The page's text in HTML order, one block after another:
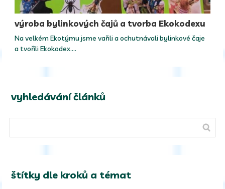
výroba bylinkových čajů a tvorba Ekokodexu
Na velkém Ekotýmu jsme vařili a ochutnávali bylinkové čaje
a tvořili Ekokodex.…
vyhledávání článků
štítky dle kroků a témat